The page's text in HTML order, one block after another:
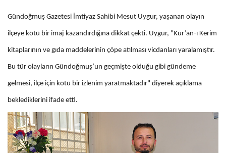
Gündoğmuş Gazetesi İmtiyaz Sahibi Mesut Uygur, yaşanan olayın
ilçeye kötü bir imaj kazandırdığına dikkat çekti. Uygur, "Kur’an-ı Kerim
kitaplarının ve gıda maddelerinin çöpe atılması vicdanları yaralamıştır.
Bu tür olayların Gündoğmuş’un geçmişte olduğu gibi gündeme
gelmesi, ilçe için kötü bir izlenim yaratmaktadır" diyerek açıklama
beklediklerini ifade etti.